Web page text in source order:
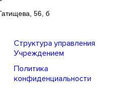
56, б
Структура управления
Учреждением
Политика
конфиденциальности